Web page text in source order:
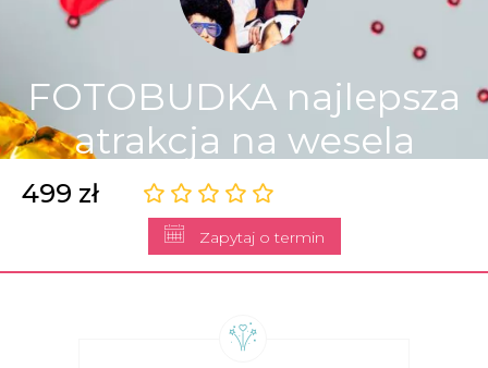
FOTOBUDKA najlepsza
atrakcja na wesela
499 zł
Zapytaj o termin